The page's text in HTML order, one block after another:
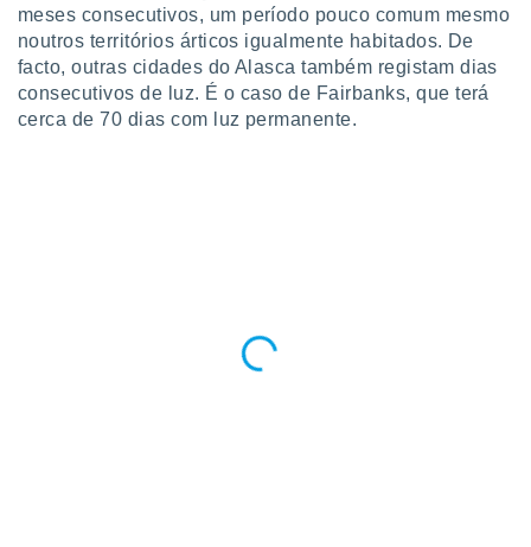
qual se
tal,
seu
ou opor-
meses consecutivos, um período pouco comum mesmo
noutros territórios árticos igualmente habitados. De
facto, outras cidades do Alasca também registam dias
consecutivos de luz. É o caso de Fairbanks, que terá
cerca de 70 dias com luz permanente.